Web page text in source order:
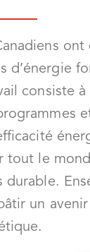
d’énergie
consiste
tout le
durable.
un